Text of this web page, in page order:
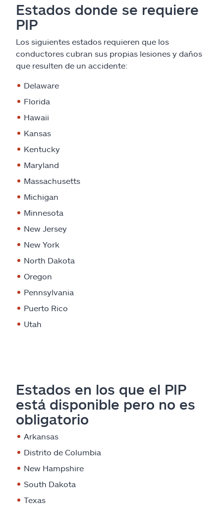
Estados donde se requiere
PIP
Los siguientes estados requieren que los
conductores cubran sus propias lesiones y daños
que resulten de un accidente:
Delaware
Florida
Hawaii
Kansas
Kentucky
Maryland
Massachusetts
Michigan
Minnesota
New Jersey
New York
North Dakota
Oregon
Pennsylvania
Puerto Rico
Utah
Estados en los que el PIP
está disponible pero no es
obligatorio
Arkansas
Distrito de Columbia
New Hampshire
South Dakota
Texas